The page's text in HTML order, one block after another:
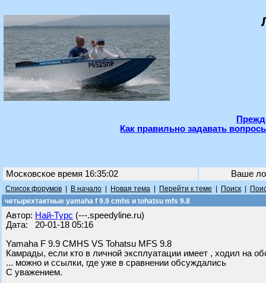
Как правильно задавать
Московское время 16:35:02 Ваше
Список форумов В начало Новая тема Перейти к теме Поиск
четырехтактные yamaha f 9.9 cmhs и tohatsu mfs 9.8
Автор: Най-Турс (---.speedyline.ru)
Дата: 20-01-18 05:16
Yamaha F 9.9 CMHS VS Tohatsu MFS 9.8
Камрады, если кто в личной эксплуатации имеет , ходил на
... можно и ссылки, где уже в сравнении обсуждались
С уважением.